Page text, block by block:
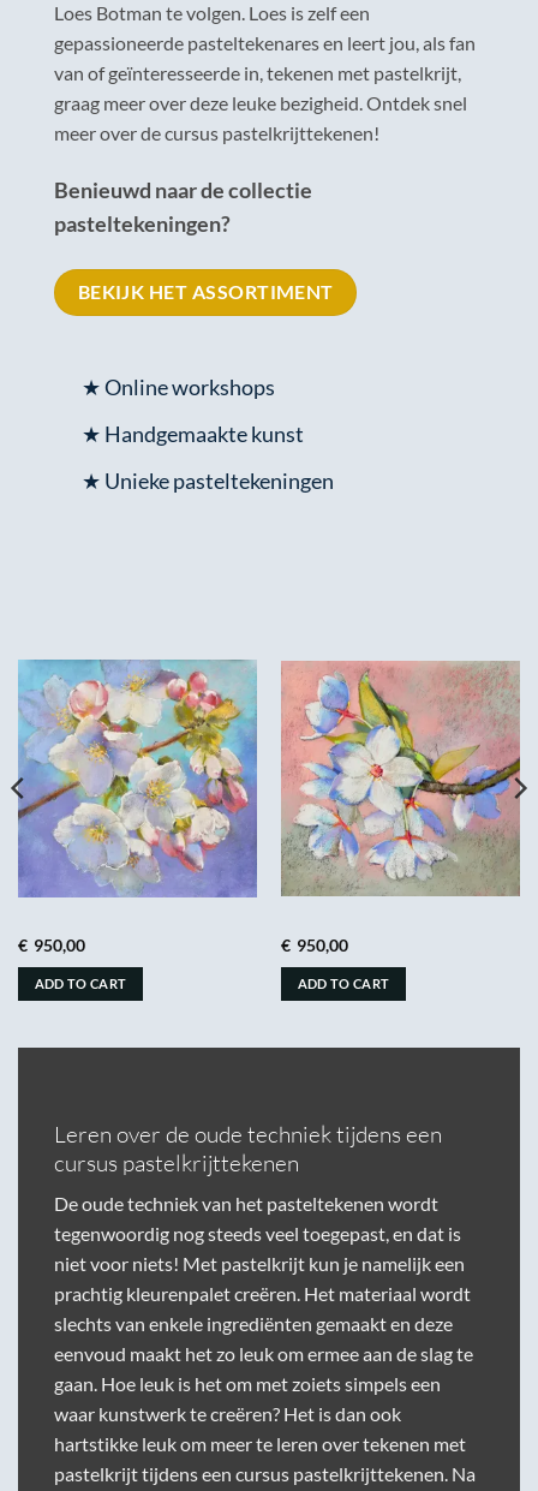
Loes Botman te volgen. Loes is zelf een
gepassioneerde pasteltekenares en leert jou, als fan
van of geïnteresseerde in, tekenen met pastelkrijt,
graag meer over deze leuke bezigheid. Ontdek snel
meer over de cursus pastelkrijttekenen!
Benieuwd naar de collectie
pasteltekeningen?
BEKIJK HET ASSORTIMENT
★ Online workshops
★ Handgemaakte kunst
★ Unieke pasteltekeningen
€ 950,00
ADD TO CART
€ 950,00
ADD TO CART
Leren over de oude techniek tijdens een
cursus pastelkrijttekenen
Deoude techniek van het pasteltekenen wordt
tegenwoordig nog steeds veel toegepast, en dat is
niet voor niets! Met pastelkrijt kun je namelijk een
prachtig kleurenpalet creëren. Het materiaal wordt
slechts van enkele ingrediënten gemaakt en deze
eenvoud maakt het zo leuk om ermee aan de slag te
gaan. Hoe leuk is het om met zoiets simpels een
waar kunstwerk te creëren? Het is dan ook
hartstikke leuk om meer te leren over tekenen met
pastelkrijt tijdens een cursus pastelkrijttekenen. Na